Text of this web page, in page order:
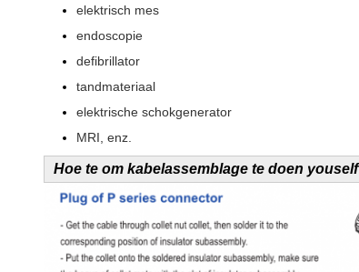
elektrisch mes
endoscopie
defibrillator
tandmateriaal
elektrische schokgenerator
MRI, enz.
Hoe te om kabelassemblage te doen youself